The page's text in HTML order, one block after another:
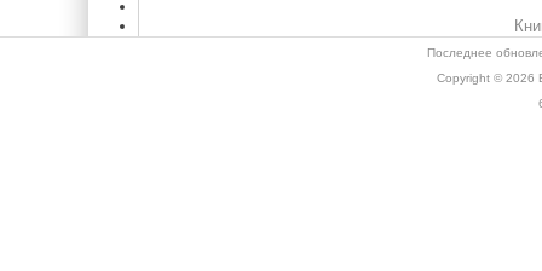
Последнее
Copyright © 2026